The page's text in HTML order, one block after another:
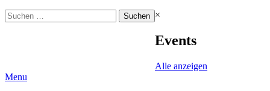
Suchen
nach:
×
Events
Alle anzeigen
Menu